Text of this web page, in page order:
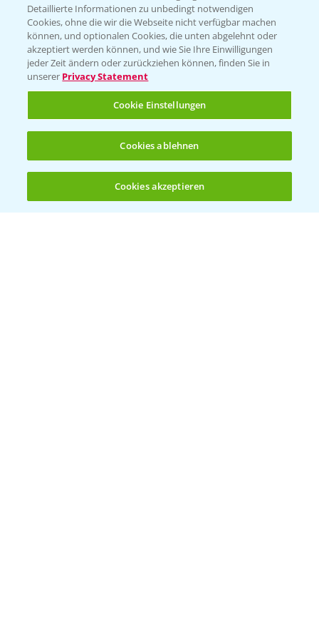
Rapsblütenbehandlung mit Propulse
16.04.2025
(noch 4)
Detaillierte Informationen zu unbedingt notwendigen
Cookies, ohne die wir die Webseite nicht verfügbar machen
können, und optionalen Cookies, die unten abgelehnt oder
akzeptiert werden können, und wie Sie Ihre Einwilligungen
jeder Zeit ändern oder zurückziehen können, finden Sie in
unserer Privacy Statement
Cookie Einstellungen
Cookies ablehnen
Cookies akzeptieren